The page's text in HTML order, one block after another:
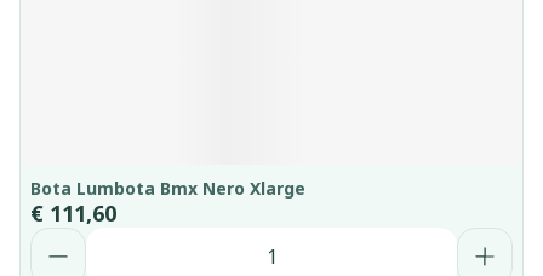
Bota Lumbota Bmx Nero Xlarge
€ 111,60
Aantal